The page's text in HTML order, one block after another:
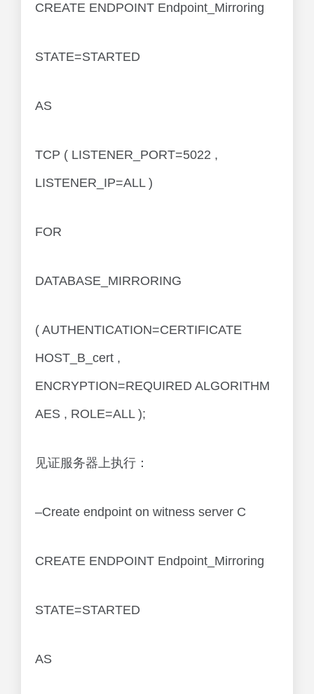
CREATE ENDPOINT Endpoint_Mirroring
STATE=STARTED
AS
TCP ( LISTENER_PORT=5022 ,
LISTENER_IP=ALL )
FOR
DATABASE_MIRRORING
( AUTHENTICATION=CERTIFICATE
HOST_B_cert ,
ENCRYPTION=REQUIRED ALGORITHM
AES , ROLE=ALL );
见证服务器上执行：
–Create endpoint on witness server C
CREATE ENDPOINT Endpoint_Mirroring
STATE=STARTED
AS